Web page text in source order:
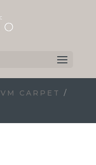
VM CARPET
/